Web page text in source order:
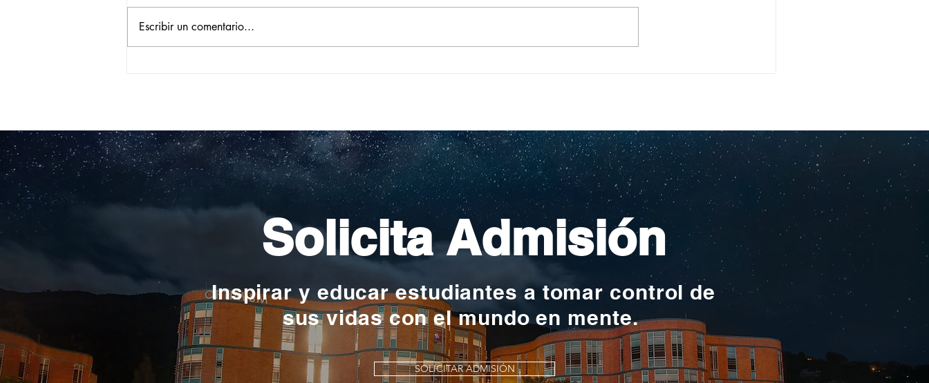
Escribir un comentario...
Solicita Admisión
Inspirar y educar estudiantes a tomar control de
sus vidas con el mundo en mente.
SOLICITAR ADMISIÓN